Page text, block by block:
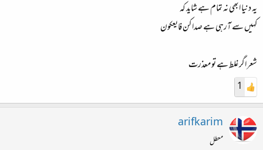
یہ دنیا ابھی نہ تمام ہے شاید کہ
کہیں سے آرہی ہے صدا کن فایعکون
شعر اگر غلط ہے تو معذرت
1
arifkarim
معطل